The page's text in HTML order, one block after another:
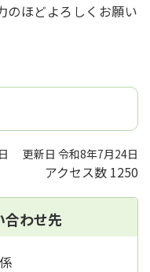
のほどよろしくお願い
更新日 令和8年7月24日
アクセス数 1250
合わせ先